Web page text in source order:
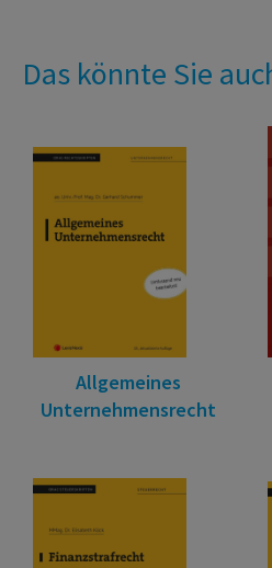
Das könnte Sie
Allgemeines
Unternehmensrecht